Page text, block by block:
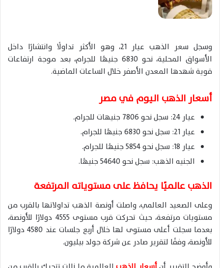
وسجل سعر الذهب عيار 21، وهو الأكثر تداولًا وانتشارًا داخل
الأسواق المحلية، نحو 6830 جنيهًا للجرام، بعد موجة ارتفاعات
قوية شهدها المعدن الأصفر خلال الساعات الماضية.
أسعار الذهب اليوم في مصر
عيار 24: سجل نحو 7806 جنيهات للجرام.
عيار 21: سجل نحو 6830 جنيهًا للجرام.
عيار 18: سجل نحو 5854 جنيهًا للجرام.
الجنيه الذهب: سجل نحو 54640 جنيهًا.
الذهب عالميًا يحافظ على مستوياته المرتفعة
وعلى الصعيد العالمي، واصلت أونصة الذهب تداولاتها بالقرب من
مستويات مرتفعة، حيث تحركت قرب مستوى 4555 دولارًا للأونصة،
بعدما سجلت أعلى مستوى لها خلال أربع جلسات عند 4580 دولارًا
للأونصة، وفقًا لتقرير صادر عن شركة جولد بيليون.